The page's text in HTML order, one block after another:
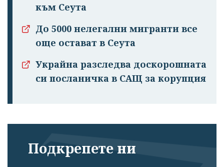
към Сеута
До 5000 нелегални мигранти все
още остават в Сеута
Украйна разследва доскорошната
си посланичка в САЩ за корупция
Подкрепете ни